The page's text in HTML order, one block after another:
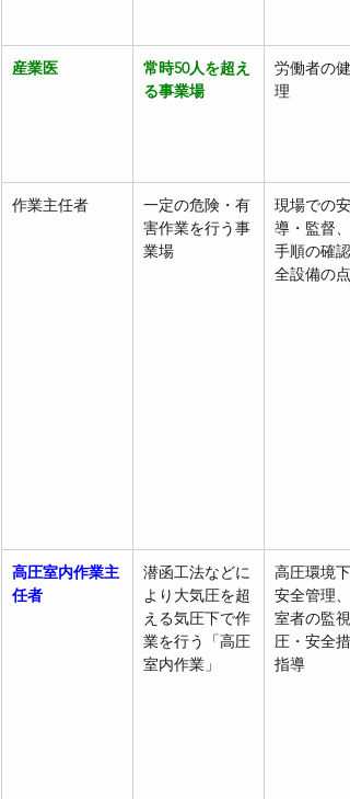
産業医
常時50人を超え
る事業場
労働者の健
理
作業主任者
一定の危険・有
害作業を行う事
業場
現場での安
導・監督、
手順の確認
全設備の点
高圧室内作業主
任者
潜函工法などに
より大気圧を超
える気圧下で作
業を行う「高圧
室内作業」
高圧環境下
安全管理、
室者の監視
圧・安全措
指導